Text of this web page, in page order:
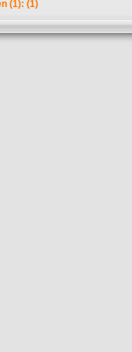
(1): (1)